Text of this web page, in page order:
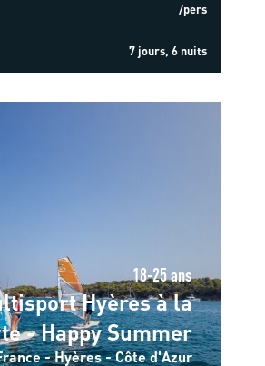
/pers
7 jours, 6 nuits
18-25 ans
Hyères à la
- Happy Summer
- Hyères - Côte d'Azur